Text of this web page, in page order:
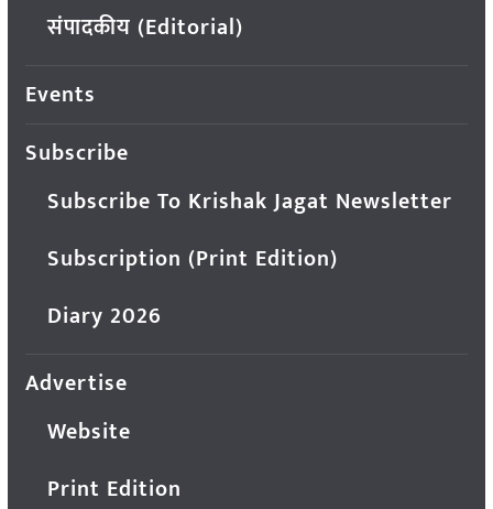
संपादकीय (Editorial)
Events
Subscribe
Subscribe To Krishak Jagat Newsletter
Subscription (Print Edition)
Diary 2026
Advertise
Website
Print Edition